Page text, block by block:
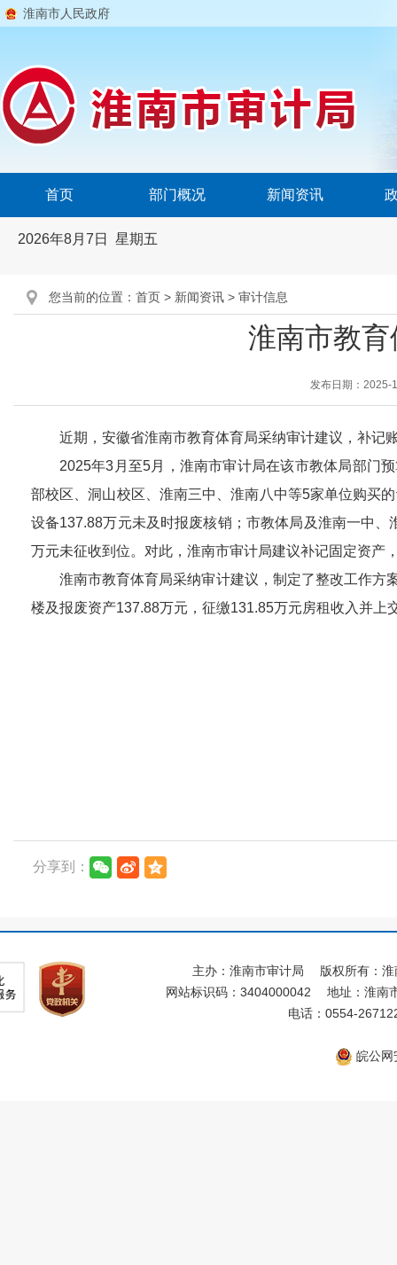
淮南市人民政府
首页 部门概况 新闻资讯
2026年8月7日 星期五
您当前的位置： 首页 > 新闻资讯 > 审计信息
淮南市教
发布日期：2025-
近期，安徽省淮南市教育体育局采纳审计建议，补记
2025年3月至5月，淮南市审计局在该市教体局部门
部校区、洞山校区、淮南三中、淮南八中等5家单位购买
设备137.88万元未及时报废核销；市教体局及淮南一中
万元未征收到位。对此，淮南市审计局建议补记固定资产
淮南市教育体育局采纳审计建议，制定了整改工作方
楼及报废资产137.88万元，征缴131.85万元房租收入并上
分享到：
主办：淮南市审计局
版权所有：
网站标识码：3404000042
地址：淮南
电话：0554-
皖公网